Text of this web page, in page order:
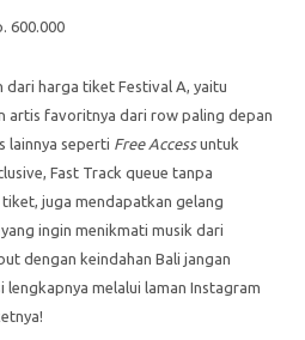
600.000
dari harga tiket Festival A, yaitu
artis favoritnya dari row paling depan
lainnya seperti Free Accessuntuk
Fast Track queue tanpa
juga mendapatkan gelang
ingin menikmati musik dari
dengan keindahan Bali jangan
melalui laman Instagram